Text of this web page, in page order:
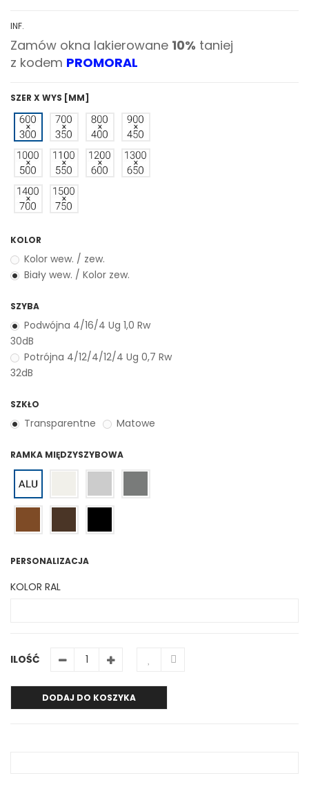
INF.
Zamów okna lakierowane 10% taniej
z kodem PROMORAL
SZER X WYS [MM]
KOLOR
Kolor wew. / zew.
Biały wew. / Kolor zew.
SZYBA
Podwójna 4/16/4 Ug 1,0 Rw
30dB
Potrójna 4/12/4/12/4 Ug 0,7 Rw
32dB
SZKŁO
Transparentne Matowe
RAMKA MIĘDZYSZYBOWA
PERSONALIZACJA
KOLOR RAL
ILOŚĆ
DODAJ DO KOSZYKA